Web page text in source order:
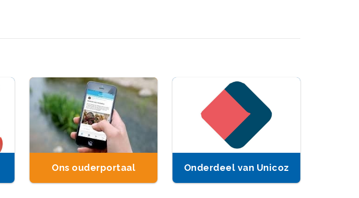
Ons ouderportaal Onderdeel van Unicoz